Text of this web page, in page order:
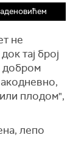
не
тај број
добром
плодом",
лепо